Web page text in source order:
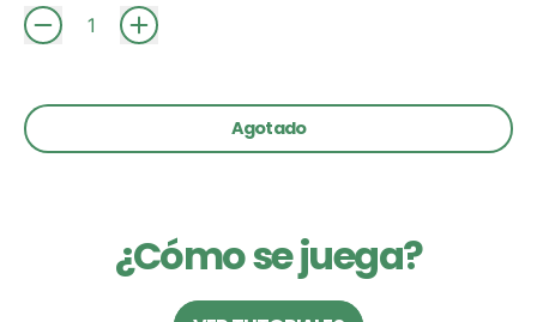
Cantidad
Agotado
¿Cómo se juega?